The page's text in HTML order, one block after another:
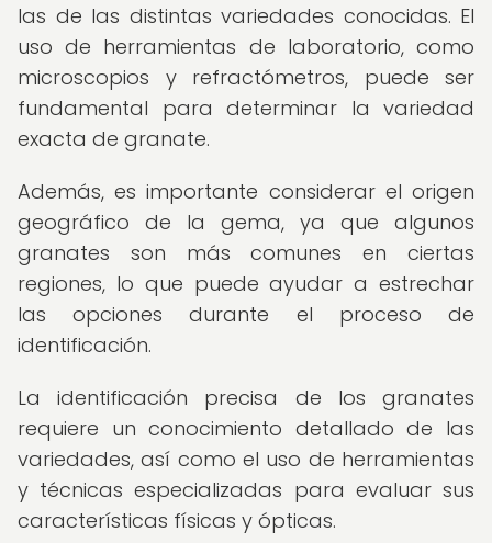
las de las distintas variedades conocidas. El
uso de herramientas de laboratorio, como
microscopios y refractómetros, puede ser
fundamental para determinar la variedad
exacta de granate.
Además, es importante considerar el origen
geográfico de la gema, ya que algunos
granates son más comunes en ciertas
regiones, lo que puede ayudar a estrechar
las opciones durante el proceso de
identificación.
La identificación precisa de los granates
requiere un conocimiento detallado de las
variedades, así como el uso de herramientas
y técnicas especializadas para evaluar sus
características físicas y ópticas.